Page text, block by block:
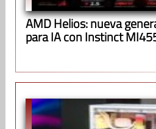
AMD Helios: nueva
para IA con Instinct